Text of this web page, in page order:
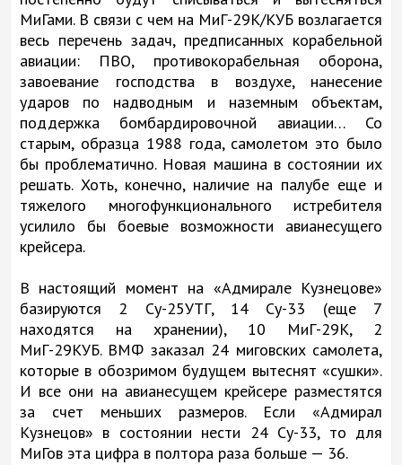
МиГами. В связи с чем на МиГ-29К/КУБ возлагается
весь перечень задач, предписанных корабельной
авиации: ПВО, противокорабельная оборона,
завоевание господства в воздухе, нанесение
ударов по надводным и наземным объектам,
поддержка бомбардировочной авиации… Со
старым, образца 1988 года, самолетом это было
бы проблематично. Новая машина в состоянии их
решать. Хоть, конечно, наличие на палубе еще и
тяжелого многофункционального истребителя
усилило бы боевые возможности авианесущего
крейсера.
В настоящий момент на «Адмирале Кузнецове»
базируются 2 Су-25УТГ, 14 Су-33 (еще 7
находятся на хранении), 10 МиГ-29К, 2
МиГ-29КУБ. ВМФ заказал 24 миговских самолета,
которые в обозримом будущем вытеснят «сушки».
И все они на авианесущем крейсере разместятся
за счет меньших размеров. Если «Адмирал
Кузнецов» в состоянии нести 24 Су-33, то для
МиГов эта цифра в полтора раза больше — 36.